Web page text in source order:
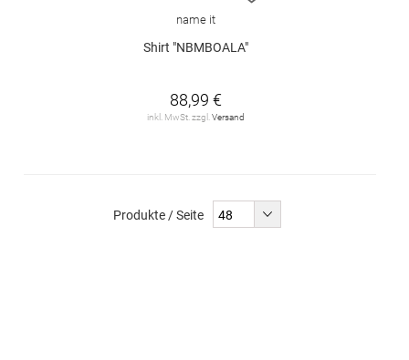
name it
Shirt "NBMBOALA"
88,99 €
inkl. MwSt. zzgl. Versand
Produkte / Seite